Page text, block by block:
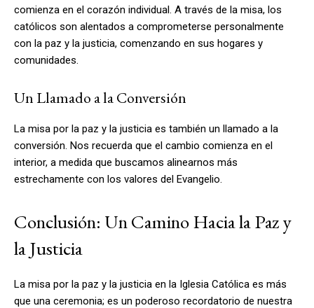
comienza en el corazón individual. A través de la misa, los
católicos son alentados a comprometerse personalmente
con la paz y la justicia, comenzando en sus hogares y
comunidades.
Un Llamado a la Conversión
La misa por la paz y la justicia es también un llamado a la
conversión. Nos recuerda que el cambio comienza en el
interior, a medida que buscamos alinearnos más
estrechamente con los valores del Evangelio.
Conclusión: Un Camino Hacia la Paz y
la Justicia
La misa por la paz y la justicia en la Iglesia Católica es más
que una ceremonia; es un poderoso recordatorio de nuestra